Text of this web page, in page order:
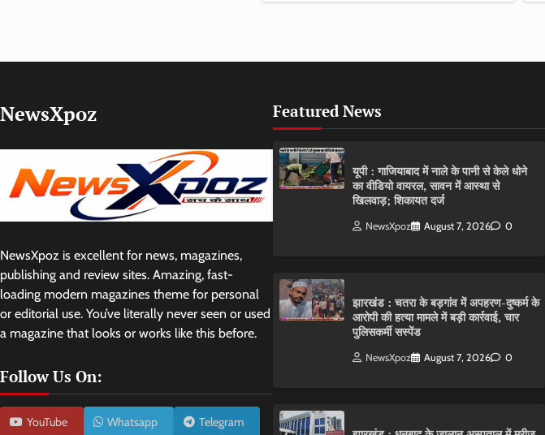
NewsXpoz
NewsXpoz is excellent for news, magazines,
publishing and review sites. Amazing, fast-
loading modern magazines theme for personal
or editorial use. You’ve literally never seen or used
a magazine that looks or works like this before.
Follow Us On:
YouTube Whatsapp Telegram
Featured News
यूपी : गाजियाबाद में नाले के पानी से केले धोने
का वीडियो वायरल, सावन में आस्था से
खिलवाड़; शिकायत दर्ज
NewsXpoz August 7, 2026 0
झारखंड : चतरा के बड़गांव में अपहरण-दुष्कर्म के
आरोपी की हत्या मामले में बड़ी कार्रवाई, चार
पुलिसकर्मी सस्पेंड
NewsXpoz August 7, 2026 0